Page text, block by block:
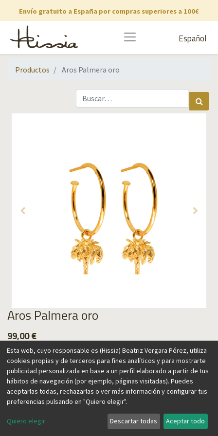
Envío gratuito a España por compras superiores a 100€
Español
Productos Aros Palmera oro
Aros Palmera oro
99,00€
Agregar al carrito
La exuberante naturaleza de las Islas Canarias, donde vive la
Esta web, cuyo responsable es (Hissia) Beatriz Vergara Pérez, utiliza
cookies propias y de terceros para fines analíticos y para mostrarte
publicidad personalizada en base a un perfil elaborado a partir de tus
hábitos de navegación (por ejemplo, páginas visitadas). Puedes
aceptarlas todas, rechazarlas o ver más información y configurar tus
preferencias pulsando en "Quiero elegir".
Quiero elegir Descartar todas Aceptar todo